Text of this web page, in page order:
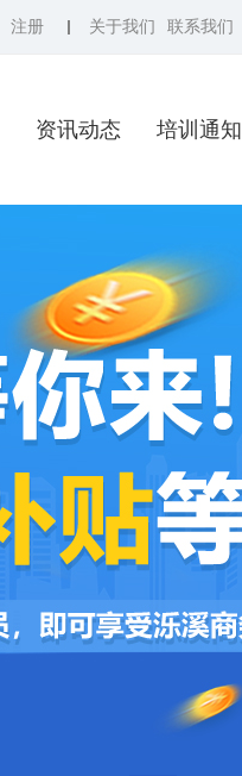
关于我们 联系我们
注册
资讯动态 培训通知